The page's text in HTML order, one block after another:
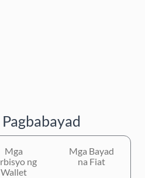
Mga
ng
Wallet
Mga Bayad
na Fiat